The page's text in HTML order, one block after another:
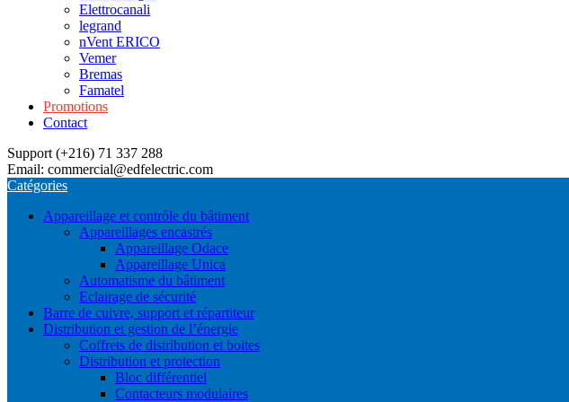
Elettrocanali
legrand
nVent ERICO
Vemer
Bremas
Famatel
Promotions
Contact
Support (+216) 71 337 288
Email: commercial@edfelectric.com
Catégories
Appareillage et contrôle du bâtiment
Appareillages encastrés
Appareillage Odace
Appareillage Unica
Automatisme du bâtiment
Eclairage de sécurité
Barre de cuivre, support et répartiteur
Distribution et gestion de l’énergie
Coffrets de distribution et boites
Distribution et protection
Bloc différentiel
Contacteurs modulaires